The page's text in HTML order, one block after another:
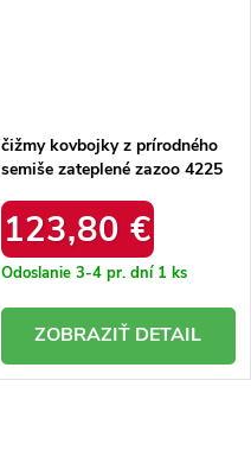
čižmy kovbojky z prírodného
semiše zateplené zazoo 4225
ZAMSZ
123,80 €
Odoslanie 3-4 pr. dní 1 ks
DETAIL